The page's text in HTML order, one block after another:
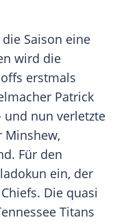
Saison eine
wird die
erstmals
Patrick
und nun verletzte
Minshew,
Für den
ein, der
Die quasi
Titans